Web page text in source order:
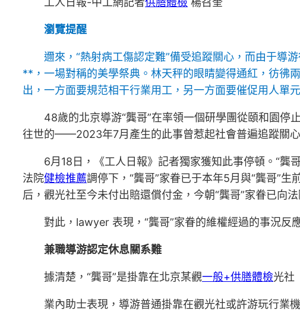
瀏覽提醒
邇來，“熱射病工傷認定難”備受追蹤關心，而由于導
**，一場對稱的美學祭典。林天秤的眼睛變得通紅，彷彿
出，一方面要規范相干行業用工，另一方面要催促用人單
48歲的北京導游“龔哥”在率領一個研學團從頤和園停
往世的——2023年7月產生的此事曾惹起社會普遍追蹤關心
6月18日，《工人日報》記者獨家獲知此事停頓。“龔
法院健檢推薦調停下，“龔哥”家眷已于本年5月與“龔哥”
后，觀光社至今未付出賠還償付金，今朝“龔哥”家眷已向
對此，lawyer 表現，“龔哥”家眷的維權經過的事況反
兼職導游認定休息關系難
據清楚，“龔哥”是掛靠在北京某觀一般+供膳體檢光社
業內助士表現，導游普通掛靠在觀光社或許游玩行業